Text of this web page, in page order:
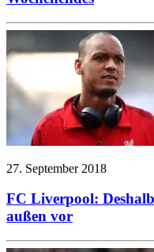
27. September 2018
FC Liverpool:
außen vor